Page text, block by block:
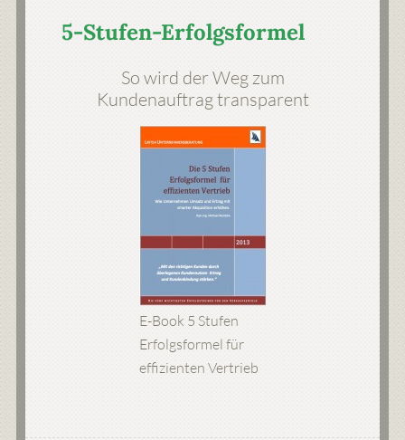
5-Stufen-Erfolgsformel
So wird der Weg zum
Kundenauftrag transparent
E-Book 5 Stufen
Erfolgsformel für
effizienten Vertrieb